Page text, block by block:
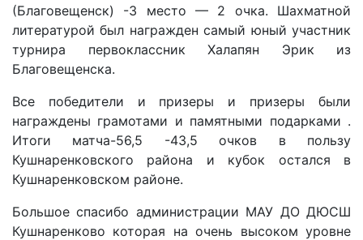
(Благовещенск) -3 место — 2 очка. Шахматной
литературой был награжден самый юный участник
турнира первоклассник Халапян Эрик из
Благовещенска.
Все победители и призеры и призеры были
награждены грамотами и памятными подарками .
Итоги матча-56,5 -43,5 очков в пользу
Кушнаренковского района и кубок остался в
Кушнаренковском районе.
Большое спасибо администрации МАУ ДО ДЮСШ
Кушнаренково которая на очень высоком уровне